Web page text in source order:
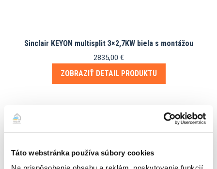
Táto webstránka používa súbory cookies
Sinclair KEYON multisplit 3×2,7KW biela s montážou
2835,00 €
ZOBRAZIŤ DETAIL PRODUKTU